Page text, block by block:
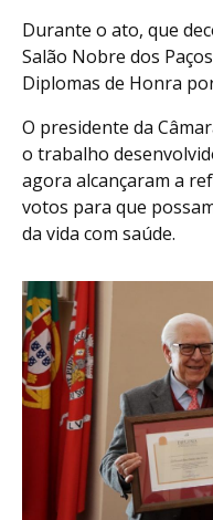
Durante o ato, que
Salão Nobre dos
Diplomas de Honra
O presidente da
o trabalho
agora alcançaram a
votos para que
da vida com saúde.